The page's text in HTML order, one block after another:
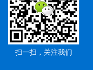
扫一扫，关注我们